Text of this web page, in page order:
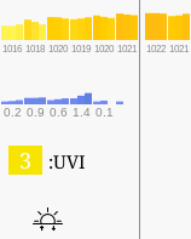
1021
1022
1021
1020
1019
1020
1018
1016
0.1
1.4
0.6
0.9
0.2
UVI:
3